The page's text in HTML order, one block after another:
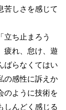
苦しさを感じて
ち止まろう
疲れ、怠け、遊
ばらなくてはい
の感性に訴えか
のように技術を
しんどく感じる